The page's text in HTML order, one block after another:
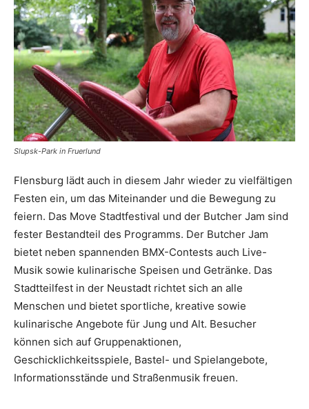
Slupsk-Park in Fruerlund
Flensburg lädt auch in diesem Jahr wieder zu vielfältigen
Festen ein, um das Miteinander und die Bewegung zu
feiern. Das Move Stadtfestival und der Butcher Jam sind
fester Bestandteil des Programms. Der Butcher Jam
bietet neben spannenden BMX-Contests auch Live-
Musik sowie kulinarische Speisen und Getränke. Das
Stadtteilfest in der Neustadt richtet sich an alle
Menschen und bietet sportliche, kreative sowie
kulinarische Angebote für Jung und Alt. Besucher
können sich auf Gruppenaktionen,
Geschicklichkeitsspiele, Bastel- und Spielangebote,
Informationsstände und Straßenmusik freuen.